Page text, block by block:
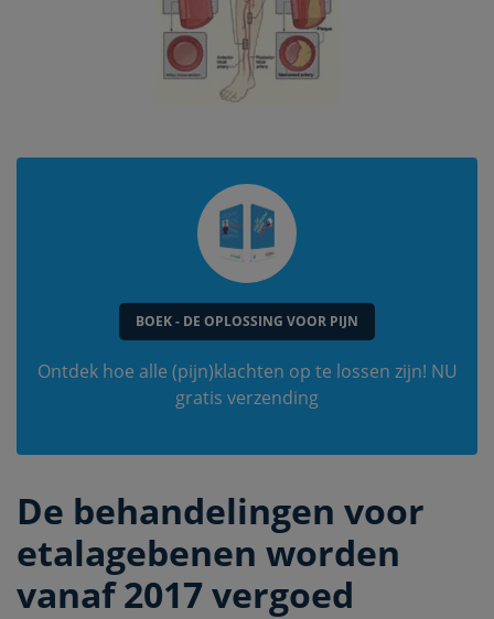
BOEK - DE OPLOSSING VOOR PIJN
Ontdek hoe alle (pijn)klachten op te lossen zijn! NU
gratis verzending
De behandelingen voor
etalagebenen worden
vanaf 2017 vergoed